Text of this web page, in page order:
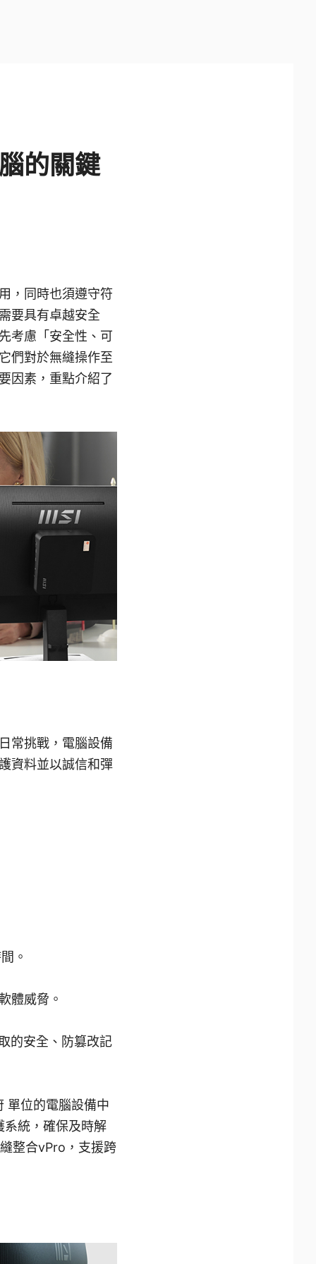
的關鍵
，同時也須遵守符
要具有卓越安全
考慮「安全性、可
們對於無縫操作至
因素，重點介紹了
常挑戰，電腦設備
資料並以誠信和彈
。
體威脅。
的安全、防篡改記
單位的電腦設備中
系統，確保及時解
整合vPro，支援跨